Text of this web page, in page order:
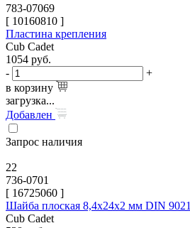
783-07069
[ 10160810 ]
Пластина крепления
Cub Cadet
1054 руб.
-
+
в корзину
загрузка...
Добавлен
Запрос наличия
22
736-0701
[ 16725060 ]
Шайба плоская 8,4х24х2 мм DIN 9021
Cub Cadet